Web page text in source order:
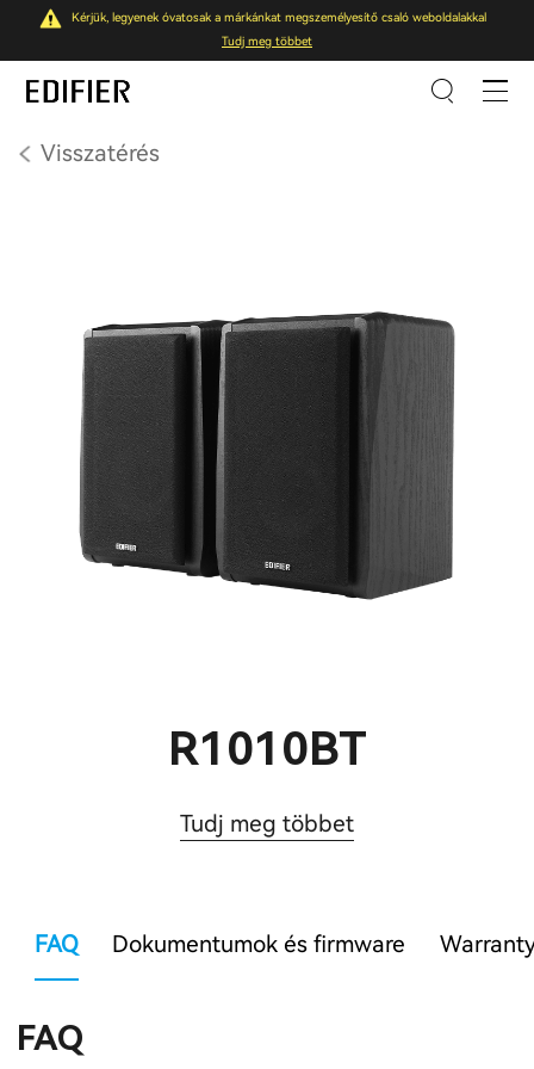
Kérjük, legyenek óvatosak a márkánkat megszemélyesítő csaló weboldalakkal
Tudj meg többet
Visszatérés
R1010BT
Tudj meg többet
FAQ Dokumentumok és firmware
FAQ